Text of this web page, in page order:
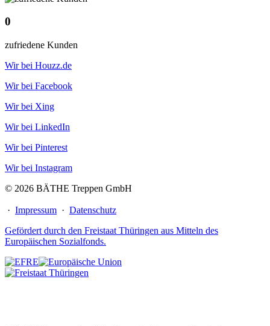
0
zufriedene Kunden
Wir bei Houzz.de
Wir bei Facebook
Wir bei Xing
Wir bei LinkedIn
Wir bei Pinterest
Wir bei Instagram
© 2026 BÄTHE Treppen GmbH
· Impressum · Datenschutz
Gefördert durch den Freistaat Thüringen aus Mitteln des
Europäischen Sozialfonds.